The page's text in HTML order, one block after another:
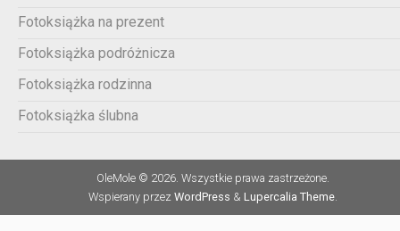
Fotoksiążka na prezent
Fotoksiążka podróżnicza
Fotoksiążka rodzinna
Fotoksiążka ślubna
OleMole © 2026. Wszystkie prawa zastrzeżone.
Wspierany przez WordPress & Lupercalia Theme.